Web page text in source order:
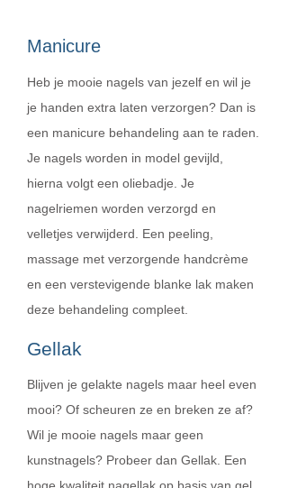
Manicure
Heb je mooie nagels van jezelf en wil je
je handen extra laten verzorgen? Dan is
een manicure behandeling aan te raden.
Je nagels worden in model gevijld,
hierna volgt een oliebadje. Je
nagelriemen worden verzorgd en
velletjes verwijderd. Een peeling,
massage met verzorgende handcrème
en een verstevigende blanke lak maken
deze behandeling compleet.
Gellak
Blijven je gelakte nagels maar heel even
mooi? Of scheuren ze en breken ze af?
Wil je mooie nagels maar geen
kunstnagels? Probeer dan Gellak. Een